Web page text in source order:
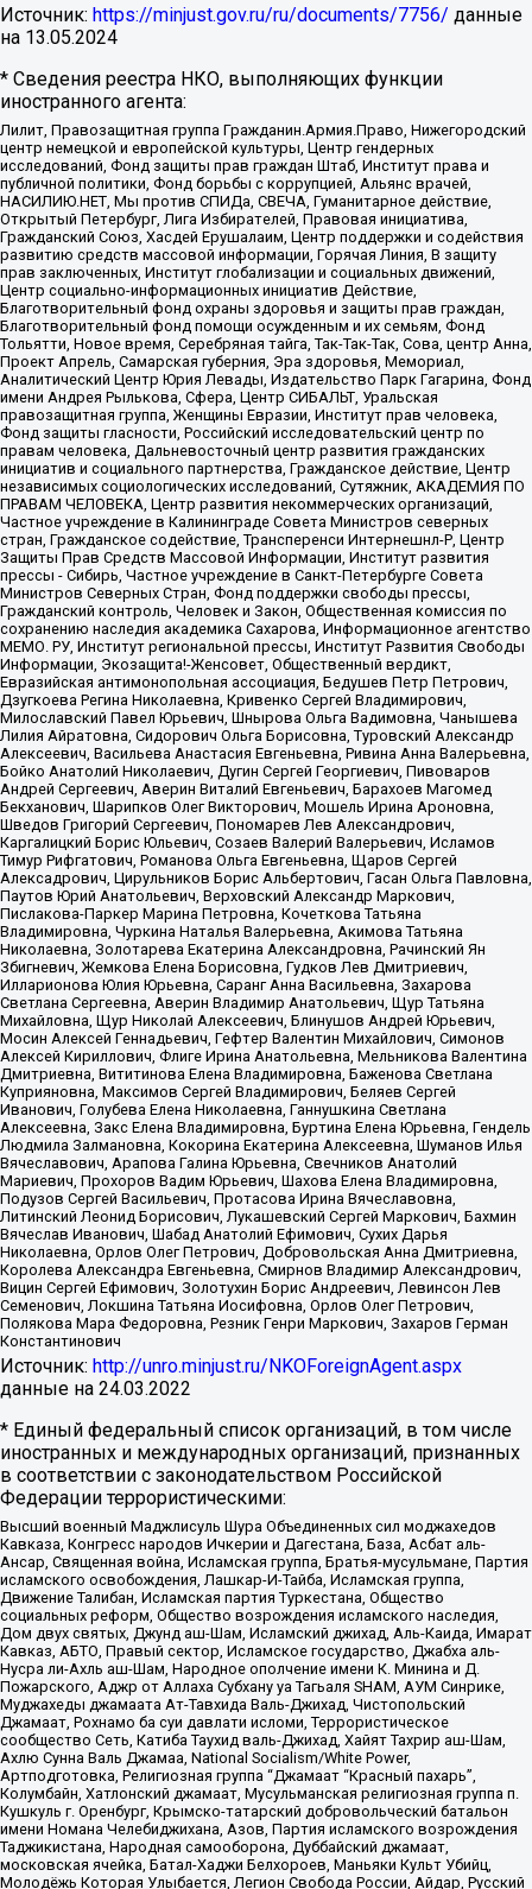
Источник: https://minjust.gov.ru/ru/documents/7756/ данные
на 13.05.2024
* Сведения реестра НКО, выполняющих функции
иностранного агента:
Лилит, Правозащитная группа Гражданин.Армия.Право, Нижегородский
центр немецкой и европейской культуры, Центр гендерных
исследований, Фонд защиты прав граждан Штаб, Институт права и
публичной политики, Фонд борьбы с коррупцией, Альянс врачей,
НАСИЛИЮ.НЕТ, Мы против СПИДа, СВЕЧА, Гуманитарное действие,
Открытый Петербург, Лига Избирателей, Правовая инициатива,
Гражданский Союз, Хасдей Ерушалаим, Центр поддержки и содействия
развитию средств массовой информации, Горячая Линия, В защиту
прав заключенных, Институт глобализации и социальных движений,
Центр социально-информационных инициатив Действие,
Благотворительный фонд охраны здоровья и защиты прав граждан,
Благотворительный фонд помощи осужденным и их семьям, Фонд
Тольятти, Новое время, Серебряная тайга, Так-Так-Так, Сова, центр Анна,
Проект Апрель, Самарская губерния, Эра здоровья, Мемориал,
Аналитический Центр Юрия Левады, Издательство Парк Гагарина, Фонд
имени Андрея Рылькова, Сфера, Центр СИБАЛЬТ, Уральская
правозащитная группа, Женщины Евразии, Институт прав человека,
Фонд защиты гласности, Российский исследовательский центр по
правам человека, Дальневосточный центр развития гражданских
инициатив и социального партнерства, Гражданское действие, Центр
независимых социологических исследований, Сутяжник, АКАДЕМИЯ ПО
ПРАВАМ ЧЕЛОВЕКА, Центр развития некоммерческих организаций,
Частное учреждение в Калининграде Совета Министров северных
стран, Гражданское содействие, Трансперенси Интернешнл-Р, Центр
Защиты Прав Средств Массовой Информации, Институт развития
прессы - Сибирь, Частное учреждение в Санкт-Петербурге Совета
Министров Северных Стран, Фонд поддержки свободы прессы,
Гражданский контроль, Человек и Закон, Общественная комиссия по
сохранению наследия академика Сахарова, Информационное агентство
МЕМО. РУ, Институт региональной прессы, Институт Развития Свободы
Информации, Экозащита!-Женсовет, Общественный вердикт,
Евразийская антимонопольная ассоциация, Бедушев Петр Петрович,
Дзугкоева Регина Николаевна, Кривенко Сергей Владимирович,
Милославский Павел Юрьевич, Шнырова Ольга Вадимовна, Чанышева
Лилия Айратовна, Сидорович Ольга Борисовна, Туровский Александр
Алексеевич, Васильева Анастасия Евгеньевна, Ривина Анна Валерьевна,
Бойко Анатолий Николаевич, Дугин Сергей Георгиевич, Пивоваров
Андрей Сергеевич, Аверин Виталий Евгеньевич, Барахоев Магомед
Бекханович, Шарипков Олег Викторович, Мошель Ирина Ароновна,
Шведов Григорий Сергеевич, Пономарев Лев Александрович,
Каргалицкий Борис Юльевич, Созаев Валерий Валерьевич, Исламов
Тимур Рифгатович, Романова Ольга Евгеньевна, Щаров Сергей
Алексадрович, Цирульников Борис Альбертович, Гасан Ольга Павловна,
Паутов Юрий Анатольевич, Верховский Александр Маркович,
Пислакова-Паркер Марина Петровна, Кочеткова Татьяна
Владимировна, Чуркина Наталья Валерьевна, Акимова Татьяна
Николаевна, Золотарева Екатерина Александровна, Рачинский Ян
Збигневич, Жемкова Елена Борисовна, Гудков Лев Дмитриевич,
Илларионова Юлия Юрьевна, Саранг Анна Васильевна, Захарова
Светлана Сергеевна, Аверин Владимир Анатольевич, Щур Татьяна
Михайловна, Щур Николай Алексеевич, Блинушов Андрей Юрьевич,
Мосин Алексей Геннадьевич, Гефтер Валентин Михайлович, Симонов
Алексей Кириллович, Флиге Ирина Анатольевна, Мельникова Валентина
Дмитриевна, Вититинова Елена Владимировна, Баженова Светлана
Куприяновна, Максимов Сергей Владимирович, Беляев Сергей
Иванович, Голубева Елена Николаевна, Ганнушкина Светлана
Алексеевна, Закс Елена Владимировна, Буртина Елена Юрьевна, Гендель
Людмила Залмановна, Кокорина Екатерина Алексеевна, Шуманов Илья
Вячеславович, Арапова Галина Юрьевна, Свечников Анатолий
Мариевич, Прохоров Вадим Юрьевич, Шахова Елена Владимировна,
Подузов Сергей Васильевич, Протасова Ирина Вячеславовна,
Литинский Леонид Борисович, Лукашевский Сергей Маркович, Бахмин
Вячеслав Иванович, Шабад Анатолий Ефимович, Сухих Дарья
Николаевна, Орлов Олег Петрович, Добровольская Анна Дмитриевна,
Королева Александра Евгеньевна, Смирнов Владимир Александрович,
Вицин Сергей Ефимович, Золотухин Борис Андреевич, Левинсон Лев
Семенович, Локшина Татьяна Иосифовна, Орлов Олег Петрович,
Полякова Мара Федоровна, Резник Генри Маркович, Захаров Герман
Константинович
Источник: http://unro.minjust.ru/NKOForeignAgent.aspx
данные на 24.03.2022
* Единый федеральный список организаций, в том числе
иностранных и международных организаций, признанных
в соответствии с законодательством Российской
Федерации террористическими:
Высший военный Маджлисуль Шура Объединенных сил моджахедов
Кавказа, Конгресс народов Ичкерии и Дагестана, База, Асбат аль-
Ансар, Священная война, Исламская группа, Братья-мусульмане, Партия
исламского освобождения, Лашкар-И-Тайба, Исламская группа,
Движение Талибан, Исламская партия Туркестана, Общество
социальных реформ, Общество возрождения исламского наследия,
Дом двух святых, Джунд аш-Шам, Исламский джихад, Аль-Каида, Имарат
Кавказ, АБТО, Правый сектор, Исламское государство, Джабха аль-
Нусра ли-Ахль аш-Шам, Народное ополчение имени К. Минина и Д.
Пожарского, Аджр от Аллаха Субхану уа Тагьаля SHAM, АУМ Синрике,
Муджахеды джамаата Ат-Тавхида Валь-Джихад, Чистопольский
Джамаат, Рохнамо ба суи давлати исломи, Террористическое
сообщество Сеть, Катиба Таухид валь-Джихад, Хайят Тахрир аш-Шам,
Ахлю Сунна Валь Джамаа, National Socialism/White Power,
Артподготовка, Религиозная группа “Джамаат “Красный пахарь”,
Колумбайн, Хатлонский джамаат, Мусульманская религиозная группа п.
Кушкуль г. Оренбург, Крымско-татарский добровольческий батальон
имени Номана Челебиджихана, Азов, Партия исламского возрождения
Таджикистана, Народная самооборона, Дуббайский джамаат,
московская ячейка, Батал-Хаджи Белхороев, Маньяки Культ Убийц,
Молодёжь Которая Улыбается, Легион Свобода России, Айдар, Русский